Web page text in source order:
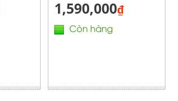
1,590,000₫
Còn hàng